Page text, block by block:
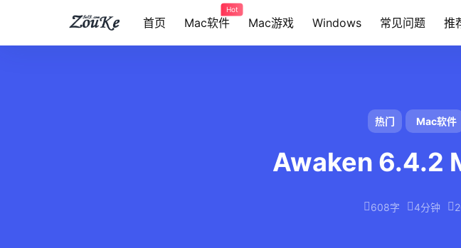
首页 Mac软件
Hot
Mac游戏 Windows 常见问题 推
热门 Mac软件
Awaken 6.4.2
608字 4分钟